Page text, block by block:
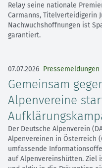
Relay seine nationale
Carmanns, Titelverteidigerin
Nachwuchshoffnungen ist
garantiert.
07.07.2026 Pressemeldungen
Gemeinsam
Alpenvereine
Der Deutsche Alpenverein
Alpenvereinen in Österreich
umfassende
auf Alpenvereinshütten. Ziel